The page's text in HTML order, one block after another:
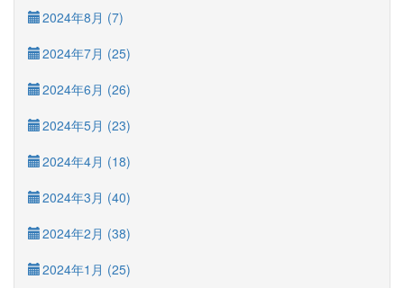
2024年8月 (7)
2024年7月 (25)
2024年6月 (26)
2024年5月 (23)
2024年4月 (18)
2024年3月 (40)
2024年2月 (38)
2024年1月 (25)